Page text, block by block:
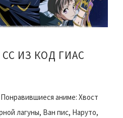
ИЗ КОД ГИАС
аниме: Хвост
лагуны, Ван пис, Наруто,